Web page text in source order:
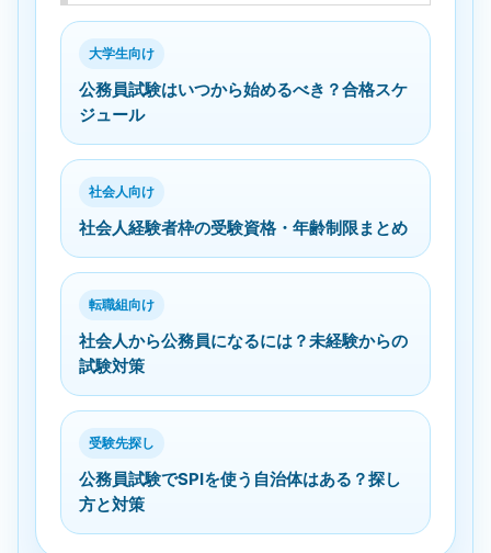
大学生向け
公務員試験はいつから始めるべき？合格スケ
ジュール
社会人向け
社会人経験者枠の受験資格・年齢制限まとめ
転職組向け
社会人から公務員になるには？未経験からの
試験対策
受験先探し
公務員試験でSPIを使う自治体はある？探し
方と対策